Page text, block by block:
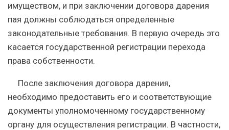
имуществом, и при заключении договора дарения
пая должны соблюдаться определенные
законодательные требования. В первую очередь это
касается государственной регистрации перехода
права собственности.
После заключения договора дарения,
необходимо предоставить его и соответствующие
документы уполномоченному государственному
органу для осуществления регистрации. В частности,